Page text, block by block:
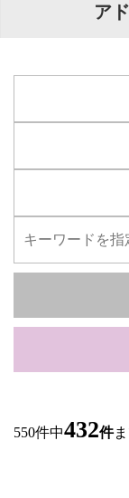
ア
550件中432件